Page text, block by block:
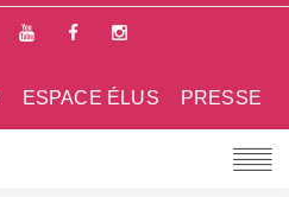
PRESSE
ESPACE ÉLUS